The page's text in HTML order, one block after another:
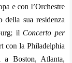
e con l’Orchestre
della sua residenza
il Concerto per
con la Philadelphia
a Boston, Atlanta,